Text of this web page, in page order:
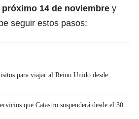
próximo 14 de noviembre y
seguir estos pasos:
para viajar al Reino Unido desde
que Catastro suspenderá desde el 30